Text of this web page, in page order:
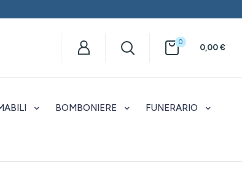
0
0,00€
BOMBONIERE FUNERARIO